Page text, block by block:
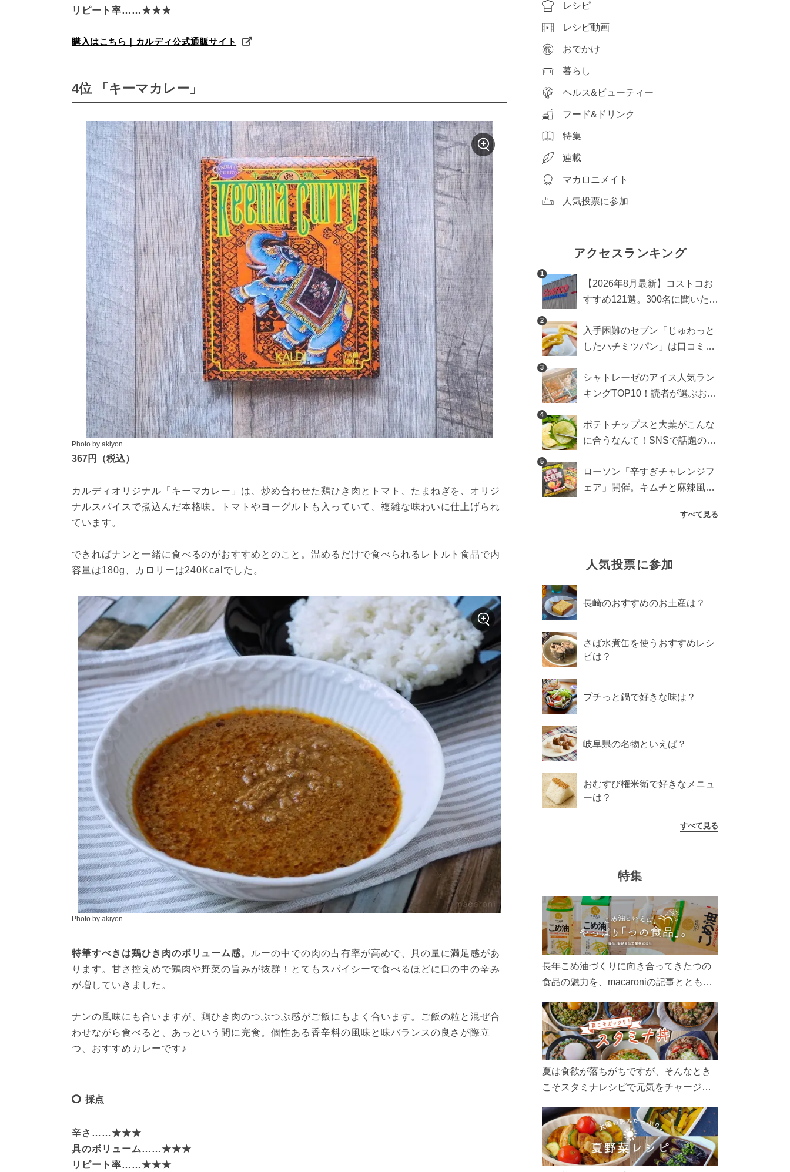
リピート率……★★★
購入はこちら｜カルディ公式通販サイト
4位 「キーマカレー」
Photo by akiyon
367円（税込）
カルディオリジナル「キーマカレー」は、炒め合わせた鶏ひき肉とトマト、たまねぎを、オリジ
ナルスパイスで煮込んだ本格味。トマトやヨーグルトも入っていて、複雑な味わいに仕上げられ
ています。
できればナンと一緒に食べるのがおすすめとのこと。温めるだけで食べられるレトルト食品で内
容量は180g、カロリーは240Kcalでした。
Photo by akiyon
特筆すべきは鶏ひき肉のボリューム感。ルーの中での肉の占有率が高めで、具の量に満足感があ
ります。甘さ控えめで鶏肉や野菜の旨みが抜群！とてもスパイシーで食べるほどに口の中の辛み
が増していきました。
ナンの風味にも合いますが、鶏ひき肉のつぶつぶ感がご飯にもよく合います。ご飯の粒と混ぜ合
わせながら食べると、あっという間に完食。個性ある香辛料の風味と味バランスの良さが際立
つ、おすすめカレーです♪
採点
辛さ……★★★
具のボリューム……★★★
リピート率……★★★
レシピ
レシピ動画
おでかけ
暮らし
ヘルス&ビューティー
フード&ドリンク
特集
連載
マカロニメイト
人気投票に参加
アクセスランキング
1
【2026年8月最新】コストコお
すすめ121選。300名に聞いた買
め商品も
2
入手困難のセブン「じゅわっと
したハチミツパン」は口コミ通
検証
3
シャトレーゼのアイス人気ラン
キングTOP10！読者が選ぶおす
4
ポテトチップスと大葉がこんな
に合うなんて！SNSで話題の食
5
ローソン「辛すぎチャレンジフ
ェア」開催。キムチと麻辣風の
すべて見る
人気投票に参加
長崎のおすすめのお土産は？
さば水煮缶を使うおすすめレシ
ピは？
プチっと鍋で好きな味は？
岐阜県の名物といえば？
おむすび権米衛で好きなメニュ
ーは？
すべて見る
特集
長年こめ油づくりに向き合ってきたつの
食品の魅力を、macaroniの記事とともに
ん、製造現場や品質へのこだわりまで。
こめ油をもっと好きになるコンテンツを
ぜひお楽しみください。
夏は食欲が落ちがちですが、そんなとき
こそスタミナレシピで元気をチャージ！
リ食べて、夏バテを吹き飛ばしましょ
う！